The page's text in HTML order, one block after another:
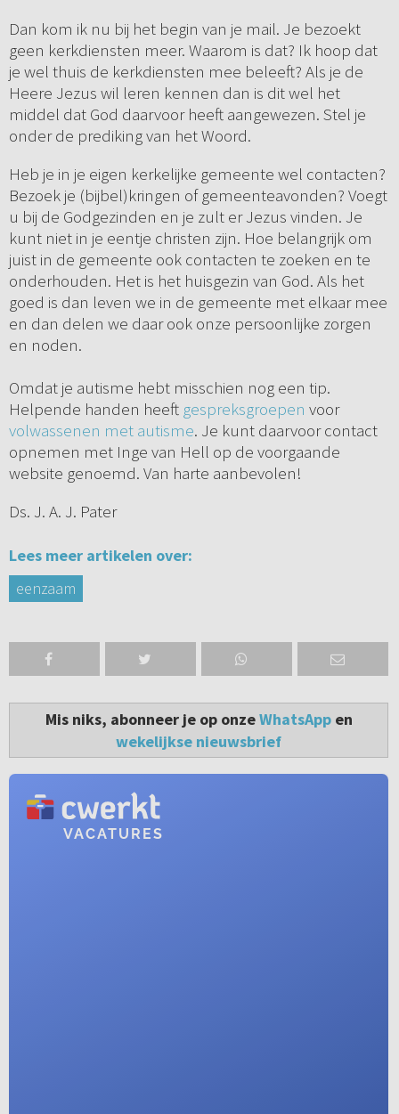
Dan kom ik nu bij het begin van je mail. Je bezoekt
geen kerkdiensten meer. Waarom is dat? Ik hoop dat
je wel thuis de kerkdiensten mee beleeft? Als je de
Heere Jezus wil leren kennen dan is dit wel het
middel dat God daarvoor heeft aangewezen. Stel je
onder de prediking van het Woord.
Heb je in je eigen kerkelijke gemeente wel contacten?
Bezoek je (bijbel)kringen of gemeenteavonden? Voegt
u bij de Godgezinden en je zult er Jezus vinden. Je
kunt niet in je eentje christen zijn. Hoe belangrijk om
juist in de gemeente ook contacten te zoeken en te
onderhouden. Het is het huisgezin van God. Als het
goed is dan leven we in de gemeente met elkaar mee
en dan delen we daar ook onze persoonlijke zorgen
en noden.
Omdat je autisme hebt misschien nog een tip.
Helpende handen heeft gespreksgroepen voor
volwassenen met autisme. Je kunt daarvoor contact
opnemen met Inge van Hell op de voorgaande
website genoemd. Van harte aanbevolen!
Ds. J. A. J. Pater
Lees meer artikelen over:
eenzaam
Mis niks, abonneer je op onzeWhatsAppen
wekelijkse nieuwsbrief